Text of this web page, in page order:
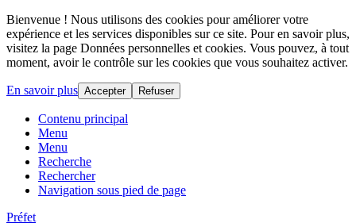
Bienvenue ! Nous utilisons des cookies pour améliorer votre
expérience et les services disponibles sur ce site. Pour en savoir plus,
visitez la page Données personnelles et cookies. Vous pouvez, à tout
moment, avoir le contrôle sur les cookies que vous souhaitez activer.
En savoir plus Accepter Refuser
Contenu principal
Menu
Menu
Recherche
Rechercher
Navigation sous pied de page
Préfet